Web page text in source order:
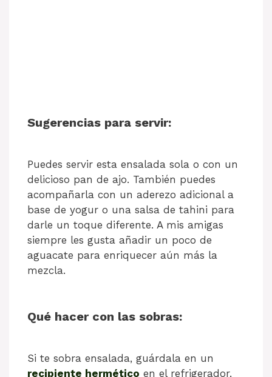
Sugerencias para servir:
Puedes servir esta ensalada sola o con un
delicioso pan de ajo. También puedes
acompañarla con un aderezo adicional a
base de yogur o una salsa de tahini para
darle un toque diferente. A mis amigas
siempre les gusta añadir un poco de
aguacate para enriquecer aún más la
mezcla.
Qué hacer con las sobras:
Si te sobra ensalada, guárdala en un
recipiente hermético en el refrigerador.